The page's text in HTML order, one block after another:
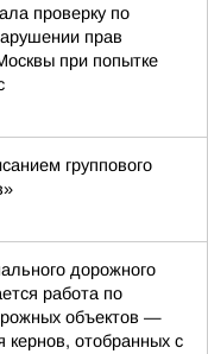
проверку по
прав
при попытке
группового
дорожного
работа по
объектов —
кернов, отобранных с